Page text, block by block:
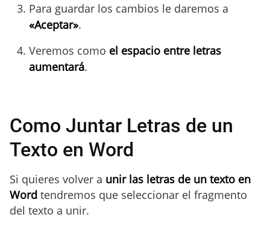
Para guardar los cambios le daremos a
«Aceptar».
Veremos como el espacio entre letras
aumentará.
Como Juntar Letras de un
Texto en Word
Si quieres volver a unir las letras de un texto en
Word tendremos que seleccionar el fragmento
del texto a unir.